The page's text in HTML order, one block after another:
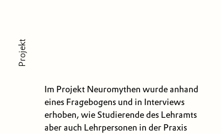
Projekt
Im Projekt Neuromythen wurde anhand
eines Fragebogens und in Interviews
erhoben, wie Studierende des Lehramts
aber auch Lehrpersonen in der Praxis